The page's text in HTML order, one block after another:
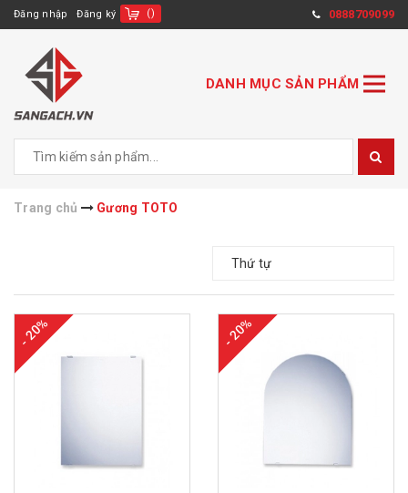
Đăng nhập Đăng ký () 0888709099
DANH MỤC SẢN PHẨM
Trang chủ Gương TOTO
Thứ tự
- 20% - 20%